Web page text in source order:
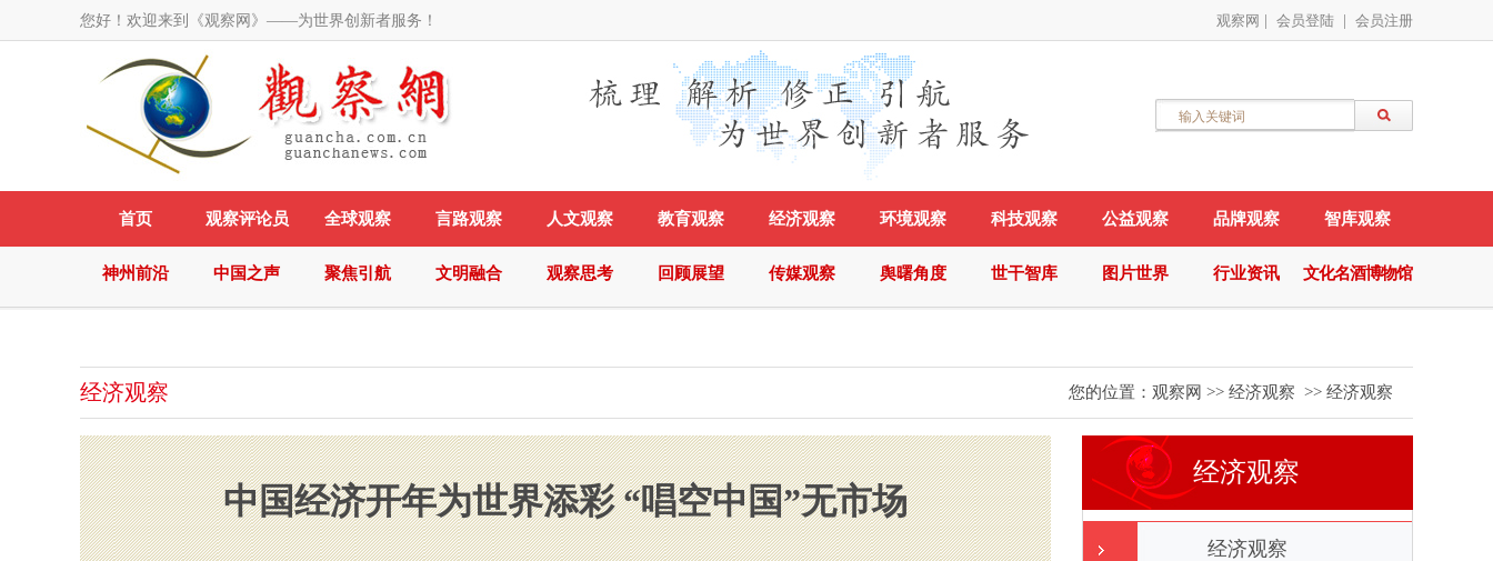
您好！欢迎来到《观察网》——为世界创新者服务！ 观察网 会员登陆 会员注册
首页 观察评论员 全球观察 言路观察 人文观察 教育观察 经济观察 环境观察 科技观察 公益观察 品牌观察 智库观察
神州前沿 中国之声 聚焦引航 文明融合 观察思考 回顾展望 传媒观察 舆曙角度 世干智库 图片世界 行业资讯 文化名酒博物馆
经济观察 您的位置： 观察网 >> 经济观察 >> 经济观察
中国经济开年为世界添彩 “唱空中国”无市场
经济观察
经济观察